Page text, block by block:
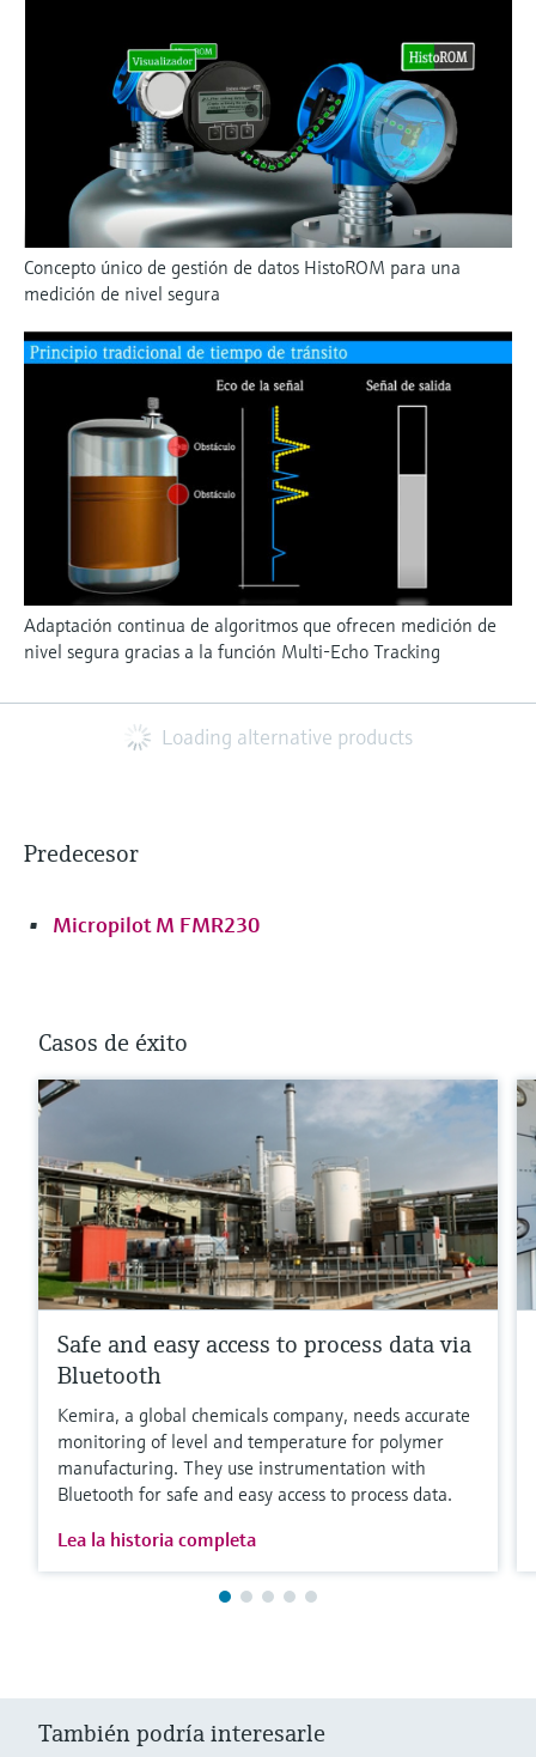
Concepto único de gestión de datos HistoROM para una
medición de nivel segura
Adaptación continua de algoritmos que ofrecen medición de
nivel segura gracias a la función Multi-Echo Tracking
Loading alternative products
Predecesor
Micropilot M FMR230
Casos de éxito
Safe and easy access to process data via
Bluetooth
Kemira, a global chemicals company, needs accurate
monitoring of level and temperature for polymer
manufacturing. They use instrumentation with
Bluetooth for safe and easy access to process data.
Lea la historia completa
También podría interesarle